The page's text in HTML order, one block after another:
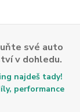
své auto
v dohledu.
najdeš tady!
performance